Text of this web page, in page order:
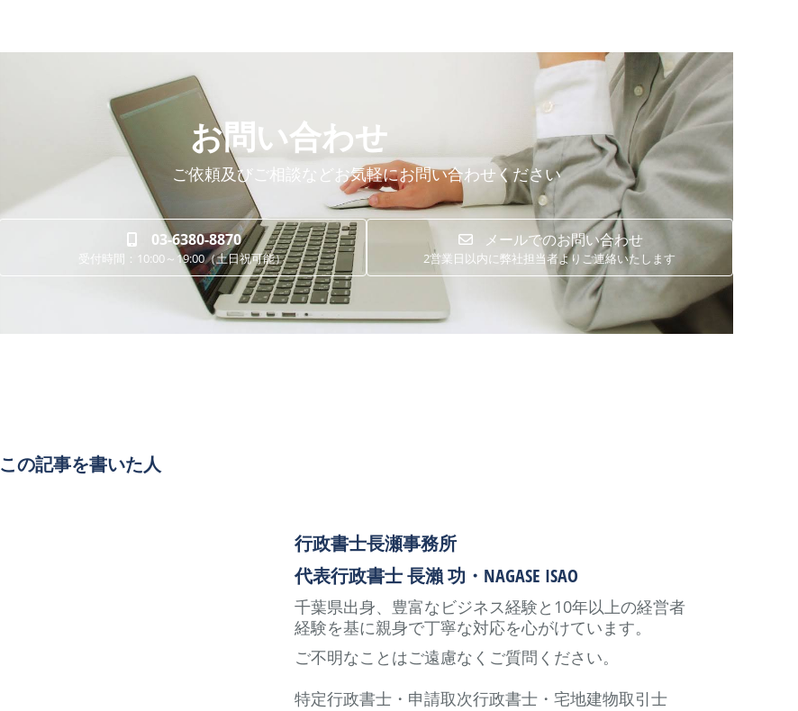
お問い合わせ
ご依頼及びご相談などお気軽にお問い合わせください
03-6380-8870
受付時間：10:00～19:00（土日祝可能）
メールでのお問い合わせ
2営業日以内に弊社担当者よりご連絡いたします
この記事を書いた人
行政書士長瀬事務所
代表行政書士 長瀨 功・NAGASE ISAO
千葉県出身、豊富なビジネス経験と10年以上の経営者
経験を基に親身で丁寧な対応を心がけています。
ご不明なことはご遠慮なくご質問ください。
特定行政書士・申請取次行政書士・宅地建物取引士